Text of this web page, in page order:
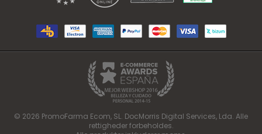
© 2026 PromoFarma Ecom, SL. DocMorris Digital Services, Lda. Alle
rettigheder forbeholdes.